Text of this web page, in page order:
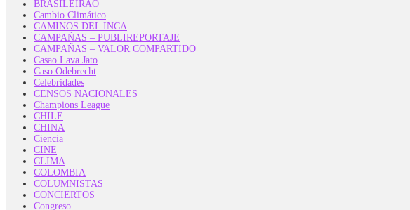
BRASILEIRAO
Cambio Climático
CAMINOS DEL INCA
CAMPAÑAS – PUBLIREPORTAJE
CAMPAÑAS – VALOR COMPARTIDO
Casao Lava Jato
Caso Odebrecht
Celebridades
CENSOS NACIONALES
Champions League
CHILE
CHINA
Ciencia
CINE
CLIMA
COLOMBIA
COLUMNISTAS
CONCIERTOS
Congreso